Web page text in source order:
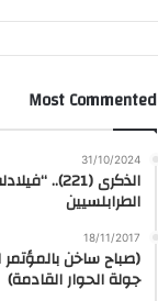
Most Commented
31/10/2024
الذكرى
الطرابلسيين
18/11/2017
(صباح ساخن
جولة الحوار القادمة)